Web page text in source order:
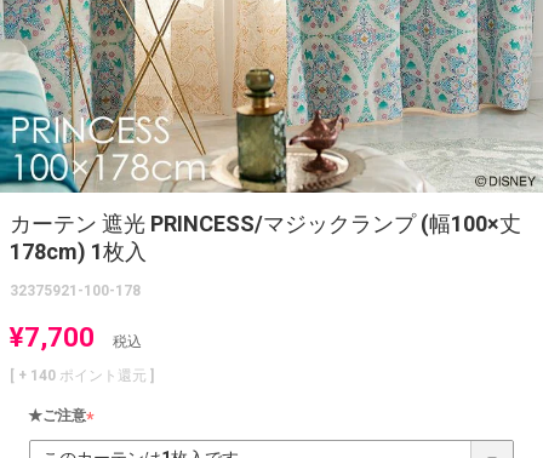
カーテン 遮光 PRINCESS/マジックランプ (幅100×丈
178cm) 1枚入
32375921-100-178
¥7,700
税込
[ + 140 ポイント還元 ]
★ご注意
(